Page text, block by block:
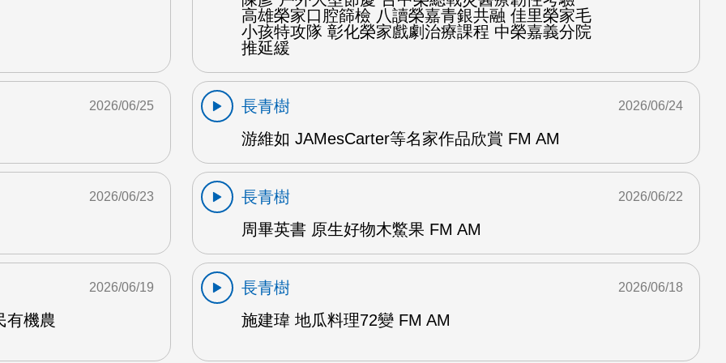
高雄榮家口腔篩檢 八讀榮嘉青銀共融 佳里榮家毛
小孩特攻隊 彰化榮家戲劇治療課程 中榮嘉義分院
推延緩
2026/06/25
長青樹
游維如 JAMesCarter等名家作品欣賞 FM AM
2026/06/24
2026/06/23
長青樹
周畢英書 原生好物木鱉果 FM AM
2026/06/22
有機農
2026/06/19
長青樹
施建瑋 地瓜料理72變 FM AM
2026/06/18